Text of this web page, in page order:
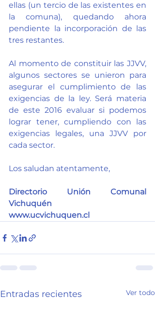
ellas (un tercio de las existentes en
la comuna), quedando ahora
pendiente la incorporación de las
tres restantes.
Al momento de constituir las JJVV,
algunos sectores se unieron para
asegurar el cumplimiento de las
exigencias de la ley. Será materia
de este 2016 evaluar si podemos
lograr tener, cumpliendo con las
exigencias legales, una JJVV por
cada sector.
Los saludan atentamente,
Directorio Unión Comunal
Vichuquén
www.ucvichuquen.cl
Entradas recientes Ver todo